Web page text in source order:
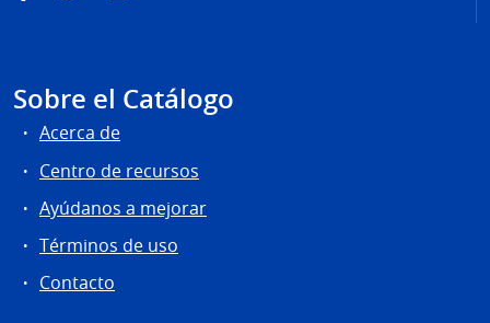
Sobre el Catálogo
Acerca de
Centro de recursos
Ayúdanos a mejorar
Términos de uso
Contacto